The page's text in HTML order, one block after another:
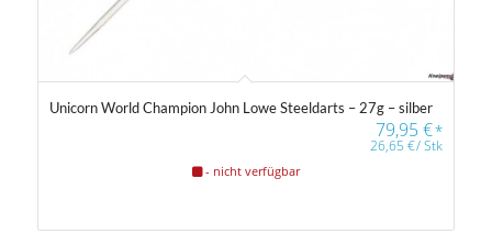
Unicorn World Champion John Lowe Steeldarts – 27g – silber
79,95€*
26,65€/Stk
- nicht verfügbar